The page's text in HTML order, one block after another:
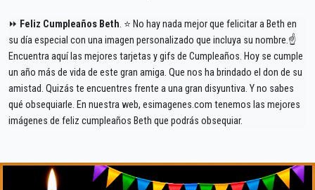
⏩ Feliz Cumpleaños Beth. ⭐ No hay nada mejor que felicitar a Beth en
su día especial con una imagen personalizado que incluya su nombre.☝
Encuentra aquí las mejores tarjetas y gifs de Cumpleaños. Hoy se cumple
un año más de vida de este gran amiga. Que nos ha brindado el don de su
amistad. Quizás te encuentres frente a una gran disyuntiva. Y no sabes
qué obsequiarle. En nuestra web, esimagenes.com tenemos las mejores
imágenes de feliz cumpleaños Beth que podrás obsequiar.